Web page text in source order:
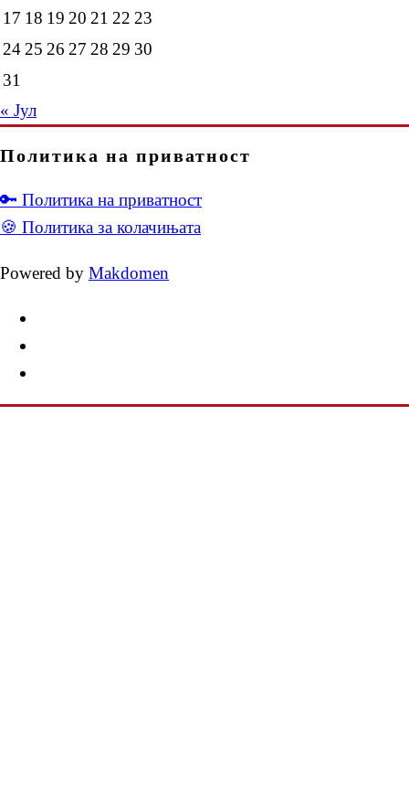
17 18 19 20 21 22 23
24 25 26 27 28 29 30
31
« Јул
Политика на приватност
🔑 Политика на приватност
🍪 Политика за колачињата
Powered by Makdomen